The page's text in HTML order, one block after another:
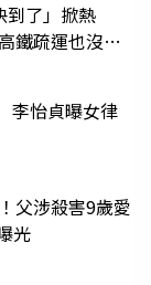
到了」掀熱
鐵疏運也沒列
李怡貞曝女律
父涉殺害9歲愛
光